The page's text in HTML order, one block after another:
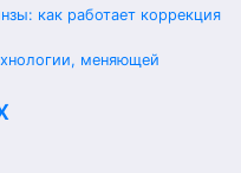
как работает коррекция
меняющей